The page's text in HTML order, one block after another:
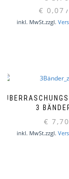
€ 0,07 /
inkl. MwSt.zzgl.
3
€ 7,70
inkl. MwSt.zzgl.